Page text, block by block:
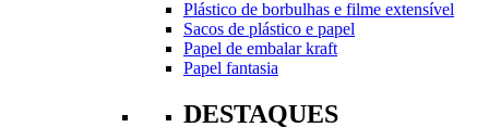
Plástico de borbulhas e filme extensível
Sacos de plástico e papel
Papel de embalar kraft
Papel fantasia
DESTAQUES